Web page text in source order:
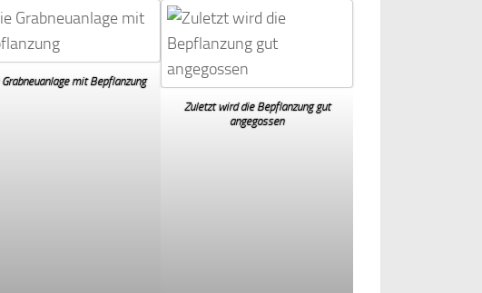
mit Bepflanzung
Zuletzt wird die Bepflanzung gut
angegossen